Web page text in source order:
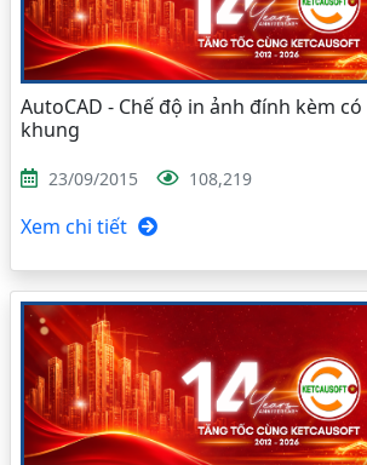
AutoCAD - Chế độ in ảnh đính kèm
khung
23/09/2015 108,219
Xem chi tiết